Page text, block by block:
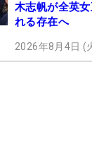
木志帆が全英
れる存在へ
2026年8月4日 (